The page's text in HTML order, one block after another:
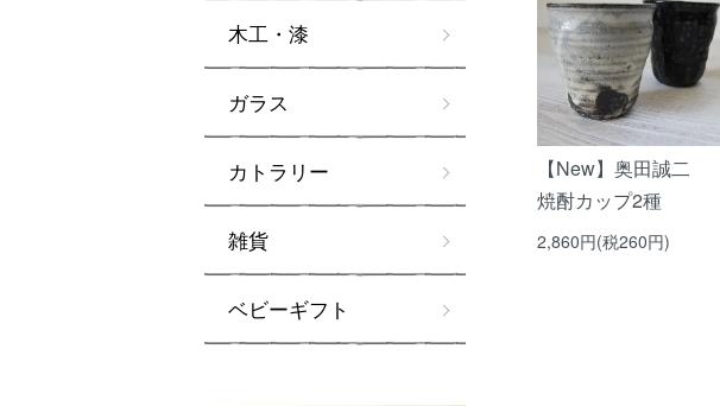
【New】奥田誠二
焼酎カップ2種
2,860円(税260円)
木工・漆
ガラス
カトラリー
雑貨
ベビーギフト